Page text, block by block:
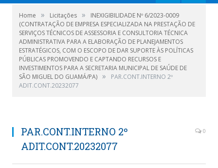
Home » Licitações »
INEXIGIBILIDADE Nº 6/2023-0009
(CONTRATAÇÃO DE EMPRESA ESPECIALIZADA NA PRESTAÇÃO DE
SERVIÇOS TÉCNICOS DE ASSESSORIA E CONSULTORIA TÉCNICA
ADMINISTRATIVA PARA A ELABORAÇÃO DE PLANEJAMENTOS
ESTRATÉGICOS, COM O ESCOPO DE DAR SUPORTE ÀS POLÍTICAS
PÚBLICAS PROMOVENDO E CAPTANDO RECURSOS E
INVESTIMENTOS PARA A SECRETARIA MUNICIPAL DE SAÚDE DE
SÃO MIGUEL DO GUAMÁ/PA) »
PAR.CONT.INTERNO 2º
ADIT.CONT.20232077
PAR.CONT.INTERNO 2º
ADIT.CONT.20232077
0